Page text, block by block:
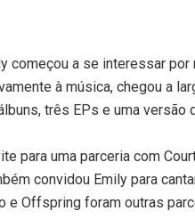
começou a se interessar por
à música, chegou a
três EPs e uma versão
para uma parceria com
convidou Emily para
e Offspring foram outras